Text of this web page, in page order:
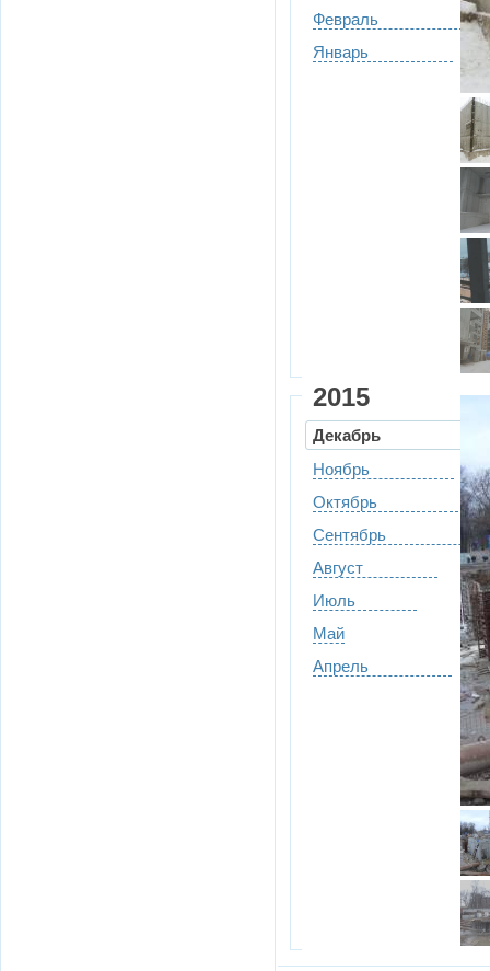
Февраль
Январь
2015
Декабрь
Ноябрь
Октябрь
Сентябрь
Август
Июль
Май
Апрель